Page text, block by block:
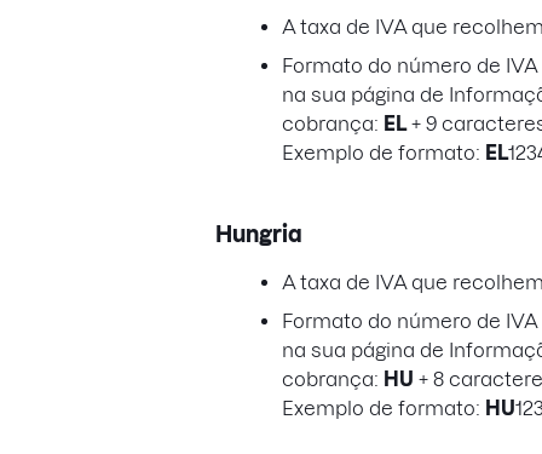
A taxa de IVA que
Formato do número de
na sua página de
cobrança: EL+ 9
Exemplo de formato: EL
Hungria
A taxa de IVA que
Formato do número de
na sua página de
cobrança: HU + 8
Exemplo de formato: HU